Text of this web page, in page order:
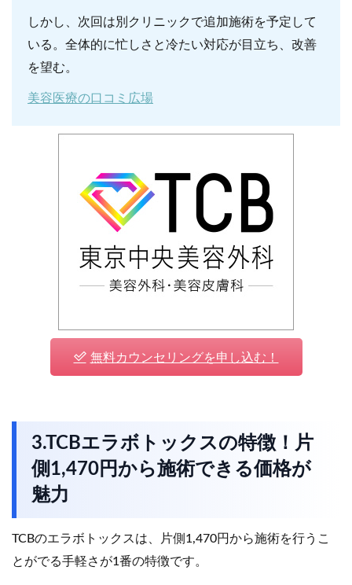
しかし、次回は別クリニックで追加施術を予定して
いる。全体的に忙しさと冷たい対応が目立ち、改善
を望む。
美容医療の口コミ広場
無料カウンセリングを申し込む！
3.TCBエラボトックスの特徴！片
側1,470円から施術できる価格が
魅力
TCBのエラボトックスは、片側1,470円から施術を行うこ
とがでる手軽さが1番の特徴です。